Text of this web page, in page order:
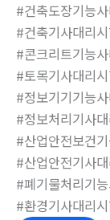
#건축도장기능
#건축기사대리
#콘크리트기능
#토목기사대리
#정보기기기능
#정보처리기사
#산업안전보건
#산업안전기사
#폐기물처리기
#환경기사대리